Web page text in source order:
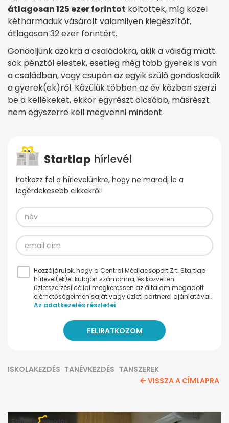
átlagosan 125 ezer forintot költöttek, míg közel
kétharmaduk vásárolt valamilyen kiegészítőt,
átlagosan 32 ezer forintért.
Gondoljunk azokra a családokra, akik a válság miatt
sok pénztől elestek, esetleg még több gyerek is van
a családban, vagy csupán az egyik szülő gondoskodik
a gyerek(ek)ről. Közülük többen az év közben szerzi
be a kellékeket, ekkor egyrészt olcsóbb, másrészt
nem egyszerre kell megvenni mindent.
Iratkozz fel a hírlevelünkre, hogy ne maradj le a
legérdekesebb cikkekről!
Hozzájárulok, hogy a Central Médiacsoport Zrt. Startlap
hírlevel(ek)et küldjön számomra, és közvetlen
üzletszerzési céllal megkeressen az általam megadott
elérhetőségeimen saját vagy üzleti partnerei ajánlatával.
Az adatkezelés részletei
ISKOLAKEZDÉS TANÉVKEZDÉS TANSZEREK
VISSZA A CÍMLAPRA